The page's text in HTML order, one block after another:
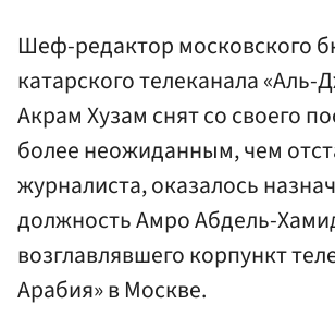
Шеф-редактор московского
катарского телеканала «Аль-
Акрам Хузам снят со своего
более неожиданным, чем
журналиста, оказалось
должность Амро Абдель-
возглавлявшего корпункт
Арабия» в Москве.